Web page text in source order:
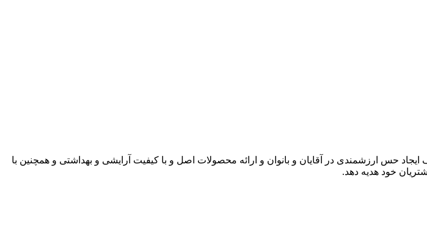
حس ارزشمندی در آقایان و بانوان و ارائه محصولات اصل و با کیفیت آرایشی و بهداشتی و همچنین با
خود هدیه دهد.